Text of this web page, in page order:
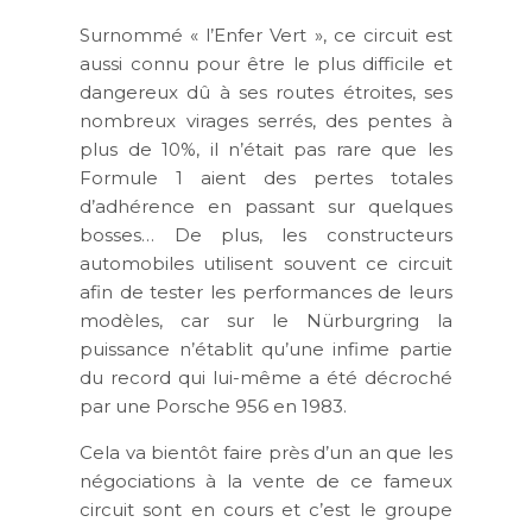
Surnommé « l’Enfer Vert », ce circuit est
aussi connu pour être le plus difficile et
dangereux dû à ses routes étroites, ses
nombreux virages serrés, des pentes à
plus de 10%, il n’était pas rare que les
Formule 1 aient des pertes totales
d’adhérence en passant sur quelques
bosses… De plus, les constructeurs
automobiles utilisent souvent ce circuit
afin de tester les performances de leurs
modèles, car sur le Nürburgring la
puissance n’établit qu’une infime partie
du record qui lui-même a été décroché
par une Porsche 956 en 1983.
Cela va bientôt faire près d’un an que les
négociations à la vente de ce fameux
circuit sont en cours et c’est le groupe